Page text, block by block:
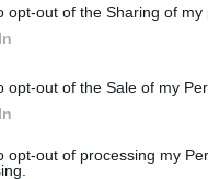
opt-out of the Sharing of my
opt-out of the Sale of my
opt-out of processing my
una “congiura”
a delegittimare la
Steele,
sulla
compreso tutti, era
Trump non era